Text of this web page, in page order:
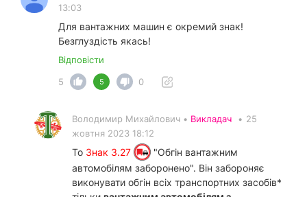
13:03
Для вантажних машин є окремий знак!
Безглуздість якась!
Відповісти
5
5 0
Володимир Михайлович • Викладач • 25
жовтня 2023 18:12
То Знак 3.27
"Обгін вантажним
автомобілям заборонено". Він забороняє
виконувати обгін всіх транспортних засобів*